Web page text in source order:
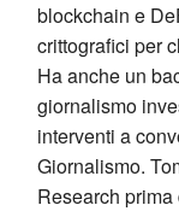
blockchain e
crittografici per
Ha anche un
giornalismo
interventi a
Giornalismo.
Research